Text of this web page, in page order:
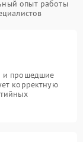
опыт работы
и прошедшие
корректную